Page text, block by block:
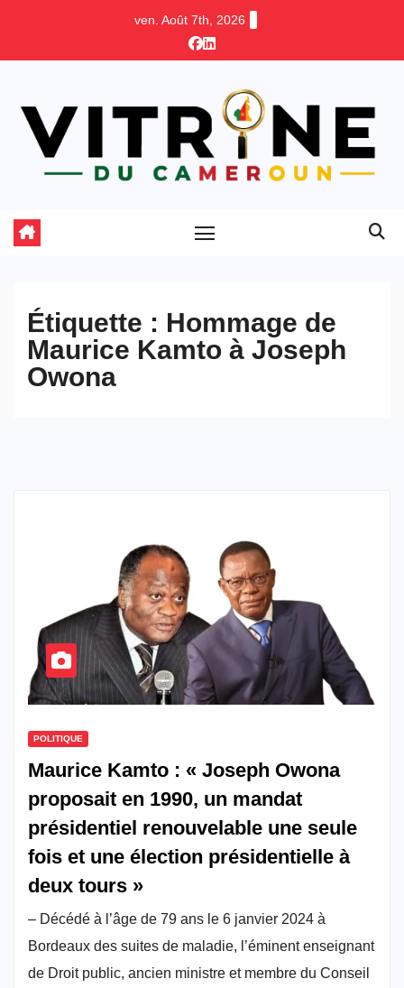
ven. Août 7th, 2026
Étiquette : Hommage de
Maurice Kamto à Joseph
Owona
POLITIQUE
Maurice Kamto : « Joseph Owona
proposait en 1990, un mandat
présidentiel renouvelable une seule
fois et une élection présidentielle à
deux tours »
– Décédé à l’âge de 79 ans le 6 janvier 2024 à
Bordeaux des suites de maladie, l’éminent enseignant
de Droit public, ancien ministre et membre du Conseil